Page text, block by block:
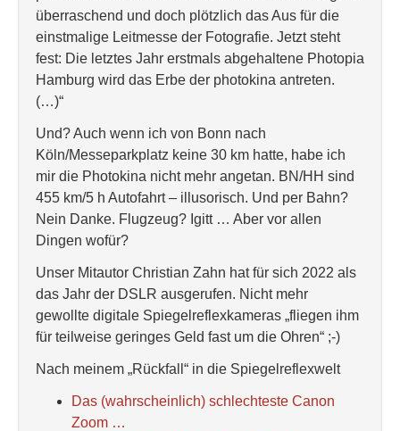
überraschend und doch plötzlich das Aus für die
einstmalige Leitmesse der Fotografie. Jetzt steht
fest: Die letztes Jahr erstmals abgehaltene Photopia
Hamburg wird das Erbe der photokina antreten.
(…)“
Und? Auch wenn ich von Bonn nach
Köln/Messeparkplatz keine 30 km hatte, habe ich
mir die Photokina nicht mehr angetan. BN/HH sind
455 km/5 h Autofahrt – illusorisch. Und per Bahn?
Nein Danke. Flugzeug? Igitt … Aber vor allen
Dingen wofür?
Unser Mitautor Christian Zahn hat für sich 2022 als
das Jahr der DSLR ausgerufen. Nicht mehr
gewollte digitale Spiegelreflexkameras „fliegen ihm
für teilweise geringes Geld fast um die Ohren“ ;-)
Nach meinem „Rückfall“ in die Spiegelreflexwelt
Das (wahrscheinlich) schlechteste Canon
Zoom …